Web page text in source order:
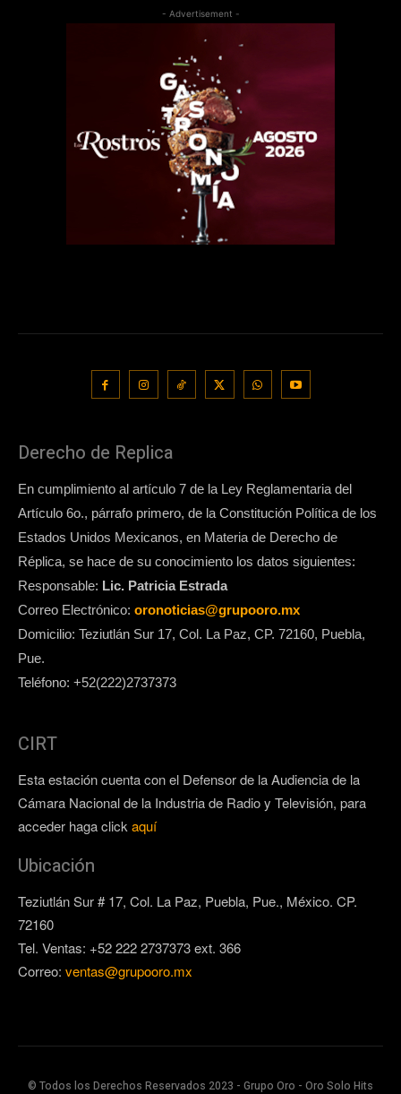
- Advertisement -
Derecho de Replica
En cumplimiento al artículo 7 de la Ley Reglamentaria del
Artículo 6o., párrafo primero, de la Constitución Política de los
Estados Unidos Mexicanos, en Materia de Derecho de
Réplica, se hace de su conocimiento los datos siguientes:
Responsable: Lic. Patricia Estrada
Correo Electrónico: oronoticias@grupooro.mx
Domicilio: Teziutlán Sur 17, Col. La Paz, CP. 72160, Puebla,
Pue.
Teléfono: +52(222)2737373
CIRT
Esta estación cuenta con el Defensor de la Audiencia de la
Cámara Nacional de la Industria de Radio y Televisión, para
acceder haga click aquí
Ubicación
Teziutlán Sur # 17, Col. La Paz, Puebla, Pue., México. CP.
72160
Tel. Ventas: +52 222 2737373 ext. 366
Correo: ventas@grupooro.mx
© Todos los Derechos Reservados 2023 - Grupo Oro - Oro Solo Hits